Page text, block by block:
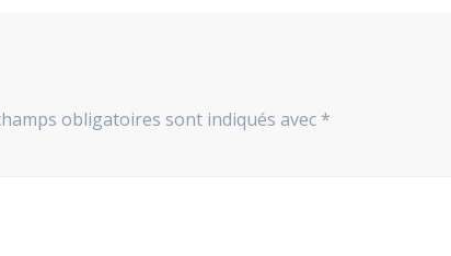
obligatoires sont indiqués avec *